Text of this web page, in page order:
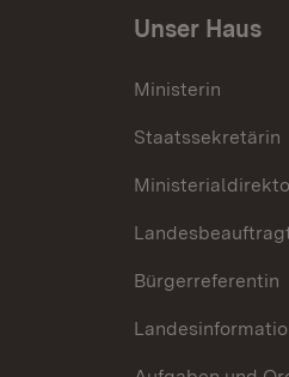
Unser Haus
Ministerin
Staatssekretärin
Bürgerreferentin